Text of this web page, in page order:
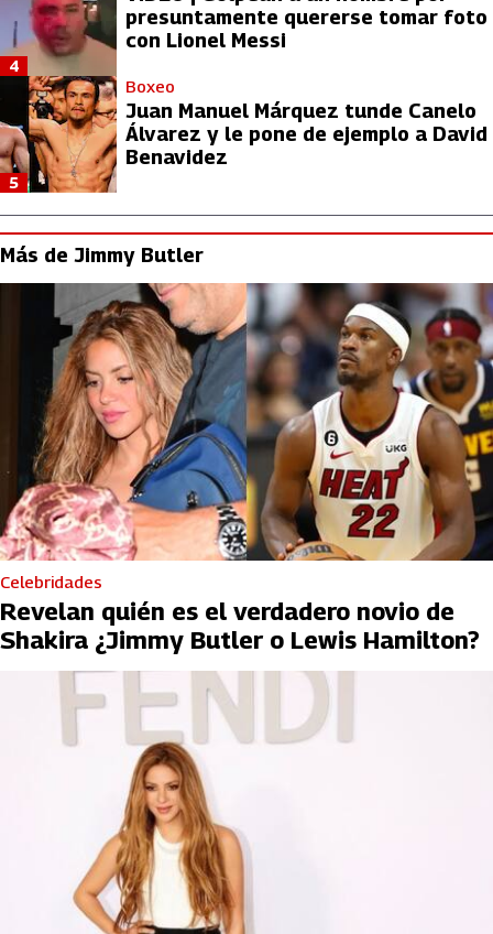
presuntamente quererse tomar foto
con Lionel Messi
4
Boxeo
Juan Manuel Márquez tunde Canelo
Álvarez y le pone de ejemplo a David
Benavidez
5
Más de Jimmy Butler
Celebridades
Revelan quién es el verdadero novio de
Shakira ¿Jimmy Butler o Lewis Hamilton?